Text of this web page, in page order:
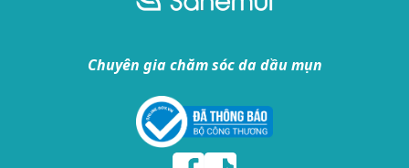
Chuyên gia chăm sóc da dầu mụn